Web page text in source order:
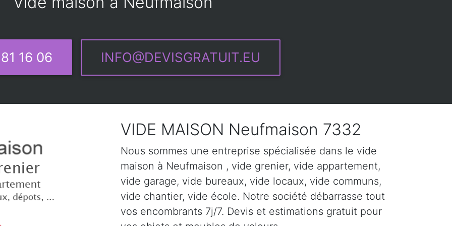
16 06 INFO@DEVISGRATUIT.EU
VIDE MAISON Neufmaison 7332
Nous sommes une entreprise spécialisée dans le vide
maison à Neufmaison , vide grenier, vide appartement,
vide garage, vide bureaux, vide locaux, vide communs,
vide chantier, vide école. Notre société débarrasse tout
vos encombrants 7j/7. Devis et estimations gratuit pour